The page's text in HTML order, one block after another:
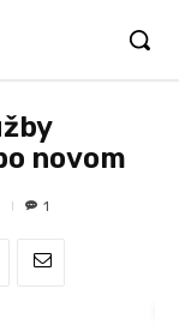
novom
1